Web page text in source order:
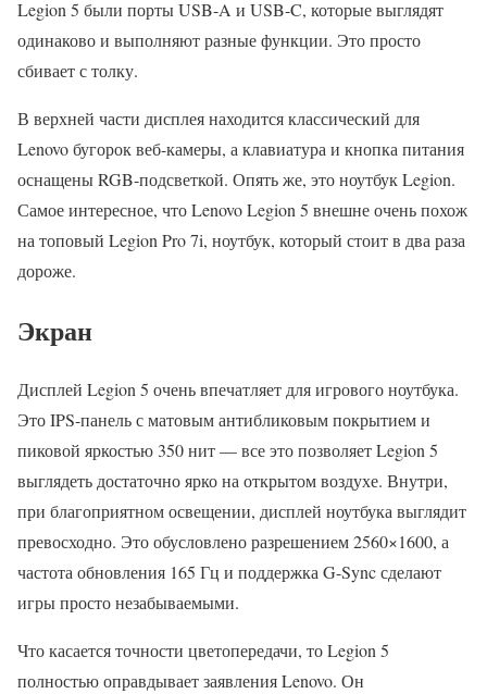
Legion 5 были порты USB-A и USB-C, которые выглядят
одинаково и выполняют разные функции. Это просто
сбивает с толку.
В верхней части дисплея находится классический для
Lenovo бугорок веб-камеры, а клавиатура и кнопка питания
оснащены RGB-подсветкой. Опять же, это ноутбук Legion.
Самое интересное, что Lenovo Legion 5 внешне очень похож
на топовый Legion Pro 7i, ноутбук, который стоит в два раза
дороже.
Экран
Дисплей Legion 5 очень впечатляет для игрового ноутбука.
Это IPS-панель с матовым антибликовым покрытием и
пиковой яркостью 350 нит — все это позволяет Legion 5
выглядеть достаточно ярко на открытом воздухе. Внутри,
при благоприятном освещении, дисплей ноутбука выглядит
превосходно. Это обусловлено разрешением 2560×1600, а
частота обновления 165 Гц и поддержка G-Sync сделают
игры просто незабываемыми.
Что касается точности цветопередачи, то Legion 5
полностью оправдывает заявления Lenovo. Он